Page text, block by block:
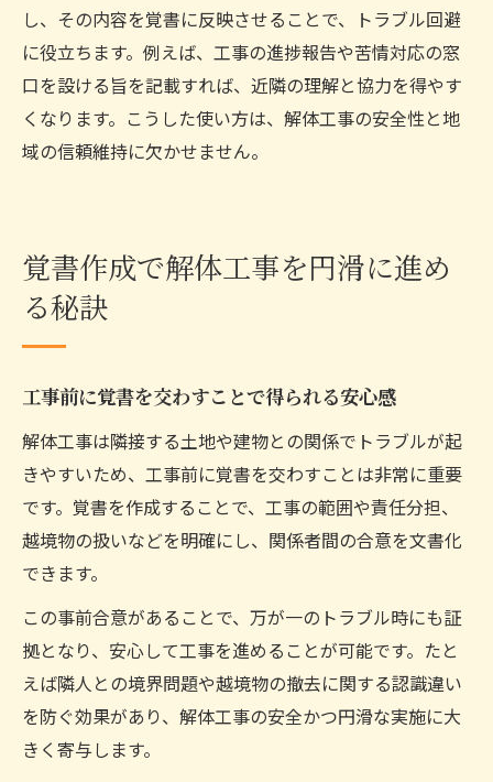
し、その内容を覚書に反映させることで、トラブル回避
に役立ちます。例えば、工事の進捗報告や苦情対応の窓
口を設ける旨を記載すれば、近隣の理解と協力を得やす
くなります。こうした使い方は、解体工事の安全性と地
域の信頼維持に欠かせません。
覚書作成で解体工事を円滑に進め
る秘訣
工事前に覚書を交わすことで得られる安心感
解体工事は隣接する土地や建物との関係でトラブルが起
きやすいため、工事前に覚書を交わすことは非常に重要
です。覚書を作成することで、工事の範囲や責任分担、
越境物の扱いなどを明確にし、関係者間の合意を文書化
できます。
この事前合意があることで、万が一のトラブル時にも証
拠となり、安心して工事を進めることが可能です。たと
えば隣人との境界問題や越境物の撤去に関する認識違い
を防ぐ効果があり、解体工事の安全かつ円滑な実施に大
きく寄与します。